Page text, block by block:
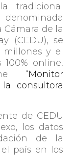
tradicional
Cámara de la
(CEDU), se
millones y el
online,
“Monitor
la consultora
de CEDU
los datos
de la
país en los